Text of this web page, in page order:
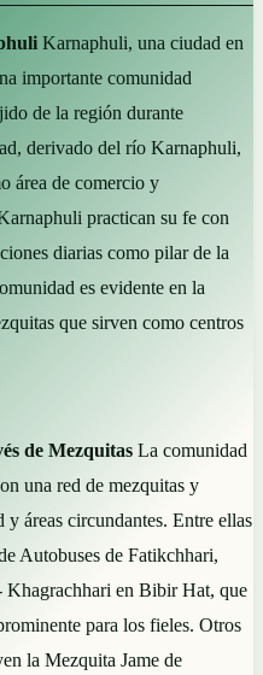
Karnaphuli, una ciudad en
importante comunidad
de la región durante
derivado del río Karnaphuli,
área de comercio y
practican su fe con
diarias como pilar de la
es evidente en la
que sirven como centros
de Mezquitas La comunidad
una red de mezquitas y
áreas circundantes. Entre ellas
Autobuses de Fatikchhari,
Khagrachhari en Bibir Hat, que
para los fieles. Otros
la Mezquita Jame de